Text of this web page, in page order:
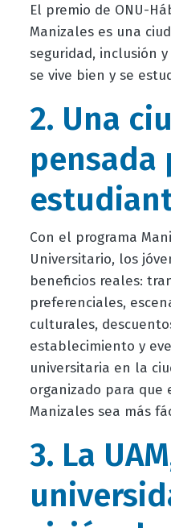
El premio de ONU-
Manizales es una
seguridad, inclusión
se vive bien y se
2. Una
pensada
Con el programa
Universitario, los
beneficios reales:
preferenciales,
culturales,
establecimiento y
universitaria en la
organizado para que
Manizales sea más
3. La